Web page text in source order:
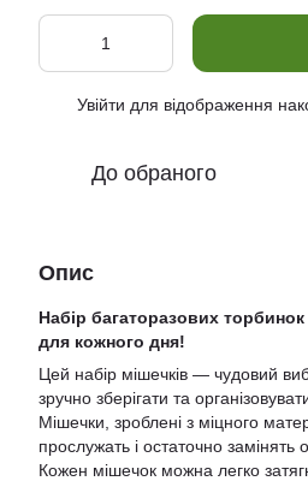
Увійти для відображення
До обраного
Опис
Набір багаторазових
для кожного дня!
Цей набір мішечків — чудовий
зручно зберігати та
Мішечки, зроблені з міцного
прослужать і остаточно замінять
Кожен мішечок можна легко